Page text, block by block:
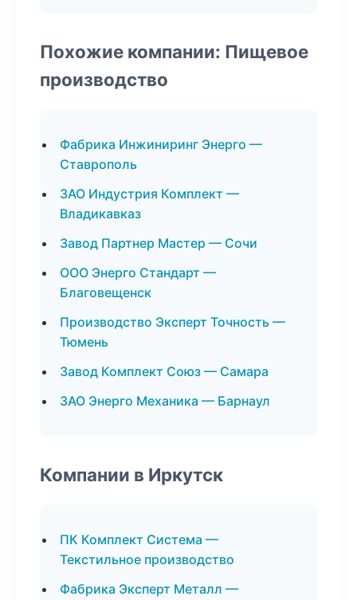
Похожие компании: Пищевое
производство
Фабрика Инжиниринг Энерго —
Ставрополь
ЗАО Индустрия Комплект —
Владикавказ
Завод Партнер Мастер — Сочи
ООО Энерго Стандарт —
Благовещенск
Производство Эксперт Точность —
Тюмень
Завод Комплект Союз — Самара
ЗАО Энерго Механика — Барнаул
Компании в Иркутск
ПК Комплект Система —
Текстильное производство
Фабрика Эксперт Металл —